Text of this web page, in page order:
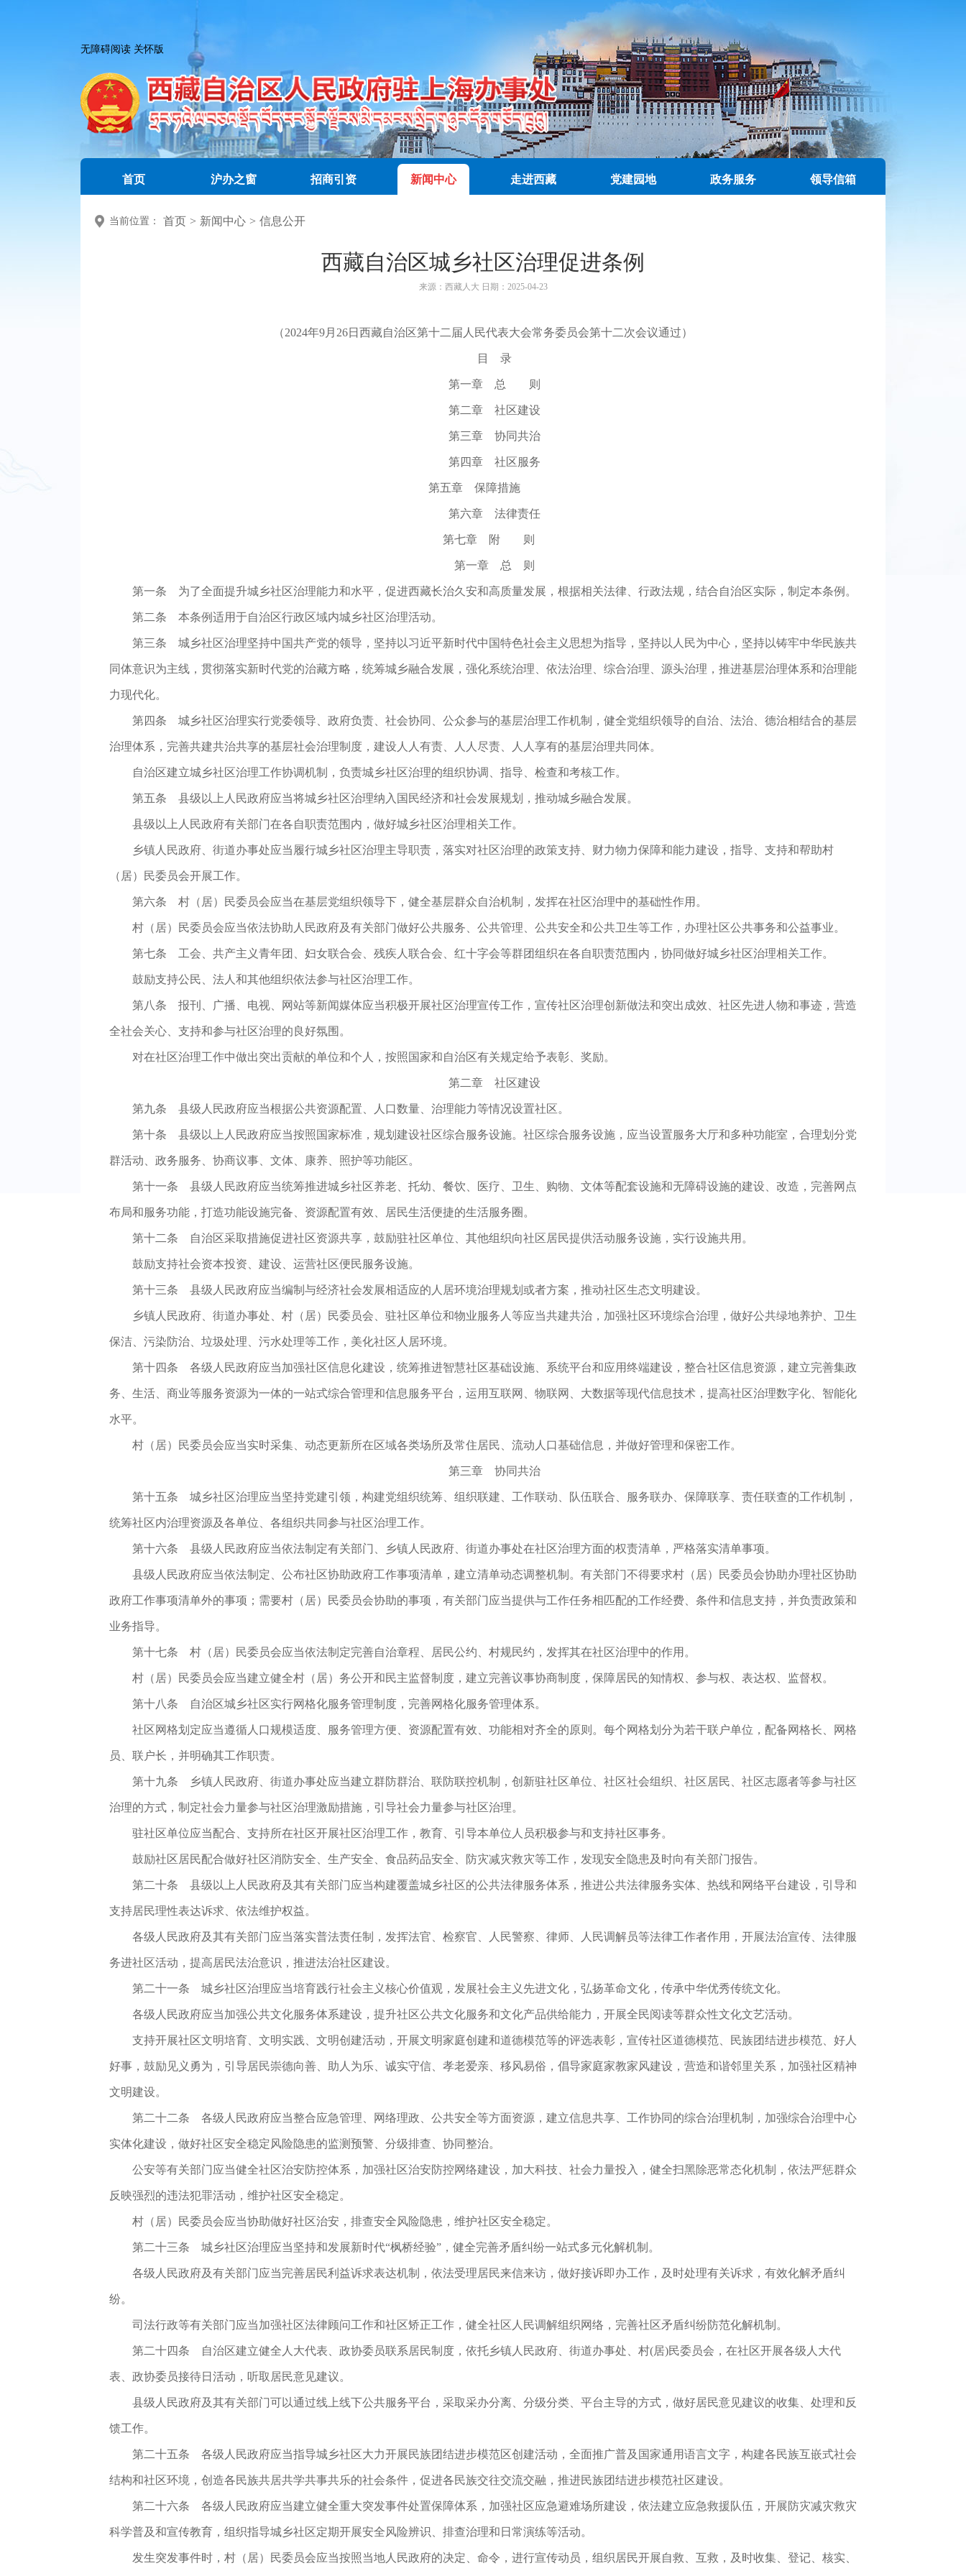
无障碍阅读 关怀版
首页 沪办之窗 招商引资 新闻中心 走进西藏 党建园地 政务服务 领导信箱
当前位置： 首页 > 新闻中心 > 信息公开
西藏自治区城乡社区治理促进条例
来源： 西藏人大 日期： 2025-04-23
（2024年9月26日西藏自治区第十二届人民代表大会常务委员会第十二次会议通过）
目 录
第一章 总 则
第二章 社区建设
第三章 协同共治
第四章 社区服务
第五章 保障措施
第六章 法律责任
第七章 附 则
第一章 总 则
第一条 为了全面提升城乡社区治理能力和水平，促进西藏长治久安和高质量发展，根据相关法律、行政法规，结合自治区实际，制定本条例。
第二条 本条例适用于自治区行政区域内城乡社区治理活动。
第三条 城乡社区治理坚持中国共产党的领导，坚持以习近平新时代中国特色社会主义思想为指导，坚持以人民为中心，坚持以铸牢中华民族共
同体意识为主线，贯彻落实新时代党的治藏方略，统筹城乡融合发展，强化系统治理、依法治理、综合治理、源头治理，推进基层治理体系和治理能
力现代化。
第四条 城乡社区治理实行党委领导、政府负责、社会协同、公众参与的基层治理工作机制，健全党组织领导的自治、法治、德治相结合的基层
治理体系，完善共建共治共享的基层社会治理制度，建设人人有责、人人尽责、人人享有的基层治理共同体。
自治区建立城乡社区治理工作协调机制，负责城乡社区治理的组织协调、指导、检查和考核工作。
第五条 县级以上人民政府应当将城乡社区治理纳入国民经济和社会发展规划，推动城乡融合发展。
县级以上人民政府有关部门在各自职责范围内，做好城乡社区治理相关工作。
乡镇人民政府、街道办事处应当履行城乡社区治理主导职责，落实对社区治理的政策支持、财力物力保障和能力建设，指导、支持和帮助村
（居）民委员会开展工作。
第六条 村（居）民委员会应当在基层党组织领导下，健全基层群众自治机制，发挥在社区治理中的基础性作用。
村（居）民委员会应当依法协助人民政府及有关部门做好公共服务、公共管理、公共安全和公共卫生等工作，办理社区公共事务和公益事业。
第七条 工会、共产主义青年团、妇女联合会、残疾人联合会、红十字会等群团组织在各自职责范围内，协同做好城乡社区治理相关工作。
鼓励支持公民、法人和其他组织依法参与社区治理工作。
第八条 报刊、广播、电视、网站等新闻媒体应当积极开展社区治理宣传工作，宣传社区治理创新做法和突出成效、社区先进人物和事迹，营造
全社会关心、支持和参与社区治理的良好氛围。
对在社区治理工作中做出突出贡献的单位和个人，按照国家和自治区有关规定给予表彰、奖励。
第二章 社区建设
第九条 县级人民政府应当根据公共资源配置、人口数量、治理能力等情况设置社区。
第十条 县级以上人民政府应当按照国家标准，规划建设社区综合服务设施。社区综合服务设施，应当设置服务大厅和多种功能室，合理划分党
群活动、政务服务、协商议事、文体、康养、照护等功能区。
第十一条 县级人民政府应当统筹推进城乡社区养老、托幼、餐饮、医疗、卫生、购物、文体等配套设施和无障碍设施的建设、改造，完善网点
布局和服务功能，打造功能设施完备、资源配置有效、居民生活便捷的生活服务圈。
第十二条 自治区采取措施促进社区资源共享，鼓励驻社区单位、其他组织向社区居民提供活动服务设施，实行设施共用。
鼓励支持社会资本投资、建设、运营社区便民服务设施。
第十三条 县级人民政府应当编制与经济社会发展相适应的人居环境治理规划或者方案，推动社区生态文明建设。
乡镇人民政府、街道办事处、村（居）民委员会、驻社区单位和物业服务人等应当共建共治，加强社区环境综合治理，做好公共绿地养护、卫生
保洁、污染防治、垃圾处理、污水处理等工作，美化社区人居环境。
第十四条 各级人民政府应当加强社区信息化建设，统筹推进智慧社区基础设施、系统平台和应用终端建设，整合社区信息资源，建立完善集政
务、生活、商业等服务资源为一体的一站式综合管理和信息服务平台，运用互联网、物联网、大数据等现代信息技术，提高社区治理数字化、智能化
水平。
村（居）民委员会应当实时采集、动态更新所在区域各类场所及常住居民、流动人口基础信息，并做好管理和保密工作。
第三章 协同共治
第十五条 城乡社区治理应当坚持党建引领，构建党组织统筹、组织联建、工作联动、队伍联合、服务联办、保障联享、责任联查的工作机制，
统筹社区内治理资源及各单位、各组织共同参与社区治理工作。
第十六条 县级人民政府应当依法制定有关部门、乡镇人民政府、街道办事处在社区治理方面的权责清单，严格落实清单事项。
县级人民政府应当依法制定、公布社区协助政府工作事项清单，建立清单动态调整机制。有关部门不得要求村（居）民委员会协助办理社区协助
政府工作事项清单外的事项；需要村（居）民委员会协助的事项，有关部门应当提供与工作任务相匹配的工作经费、条件和信息支持，并负责政策和
业务指导。
第十七条 村（居）民委员会应当依法制定完善自治章程、居民公约、村规民约，发挥其在社区治理中的作用。
村（居）民委员会应当建立健全村（居）务公开和民主监督制度，建立完善议事协商制度，保障居民的知情权、参与权、表达权、监督权。
第十八条 自治区城乡社区实行网格化服务管理制度，完善网格化服务管理体系。
社区网格划定应当遵循人口规模适度、服务管理方便、资源配置有效、功能相对齐全的原则。每个网格划分为若干联户单位，配备网格长、网格
员、联户长，并明确其工作职责。
第十九条 乡镇人民政府、街道办事处应当建立群防群治、联防联控机制，创新驻社区单位、社区社会组织、社区居民、社区志愿者等参与社区
治理的方式，制定社会力量参与社区治理激励措施，引导社会力量参与社区治理。
驻社区单位应当配合、支持所在社区开展社区治理工作，教育、引导本单位人员积极参与和支持社区事务。
鼓励社区居民配合做好社区消防安全、生产安全、食品药品安全、防灾减灾救灾等工作，发现安全隐患及时向有关部门报告。
第二十条 县级以上人民政府及其有关部门应当构建覆盖城乡社区的公共法律服务体系，推进公共法律服务实体、热线和网络平台建设，引导和
支持居民理性表达诉求、依法维护权益。
各级人民政府及其有关部门应当落实普法责任制，发挥法官、检察官、人民警察、律师、人民调解员等法律工作者作用，开展法治宣传、法律服
务进社区活动，提高居民法治意识，推进法治社区建设。
第二十一条 城乡社区治理应当培育践行社会主义核心价值观，发展社会主义先进文化，弘扬革命文化，传承中华优秀传统文化。
各级人民政府应当加强公共文化服务体系建设，提升社区公共文化服务和文化产品供给能力，开展全民阅读等群众性文化文艺活动。
支持开展社区文明培育、文明实践、文明创建活动，开展文明家庭创建和道德模范等的评选表彰，宣传社区道德模范、民族团结进步模范、好人
好事，鼓励见义勇为，引导居民崇德向善、助人为乐、诚实守信、孝老爱亲、移风易俗，倡导家庭家教家风建设，营造和谐邻里关系，加强社区精神
文明建设。
第二十二条 各级人民政府应当整合应急管理、网络理政、公共安全等方面资源，建立信息共享、工作协同的综合治理机制，加强综合治理中心
实体化建设，做好社区安全稳定风险隐患的监测预警、分级排查、协同整治。
公安等有关部门应当健全社区治安防控体系，加强社区治安防控网络建设，加大科技、社会力量投入，健全扫黑除恶常态化机制，依法严惩群众
反映强烈的违法犯罪活动，维护社区安全稳定。
村（居）民委员会应当协助做好社区治安，排查安全风险隐患，维护社区安全稳定。
第二十三条 城乡社区治理应当坚持和发展新时代“枫桥经验”，健全完善矛盾纠纷一站式多元化解机制。
各级人民政府及有关部门应当完善居民利益诉求表达机制，依法受理居民来信来访，做好接诉即办工作，及时处理有关诉求，有效化解矛盾纠
纷。
司法行政等有关部门应当加强社区法律顾问工作和社区矫正工作，健全社区人民调解组织网络，完善社区矛盾纠纷防范化解机制。
第二十四条 自治区建立健全人大代表、政协委员联系居民制度，依托乡镇人民政府、街道办事处、村(居)民委员会，在社区开展各级人大代
表、政协委员接待日活动，听取居民意见建议。
县级人民政府及其有关部门可以通过线上线下公共服务平台，采取采办分离、分级分类、平台主导的方式，做好居民意见建议的收集、处理和反
馈工作。
第二十五条 各级人民政府应当指导城乡社区大力开展民族团结进步模范区创建活动，全面推广普及国家通用语言文字，构建各民族互嵌式社会
结构和社区环境，创造各民族共居共学共事共乐的社会条件，促进各民族交往交流交融，推进民族团结进步模范社区建设。
第二十六条 各级人民政府应当建立健全重大突发事件处置保障体系，加强社区应急避难场所建设，依法建立应急救援队伍，开展防灾减灾救灾
科学普及和宣传教育，组织指导城乡社区定期开展安全风险辨识、排查治理和日常演练等活动。
发生突发事件时，村（居）民委员会应当按照当地人民政府的决定、命令，进行宣传动员，组织居民开展自救、互救，及时收集、登记、核实、